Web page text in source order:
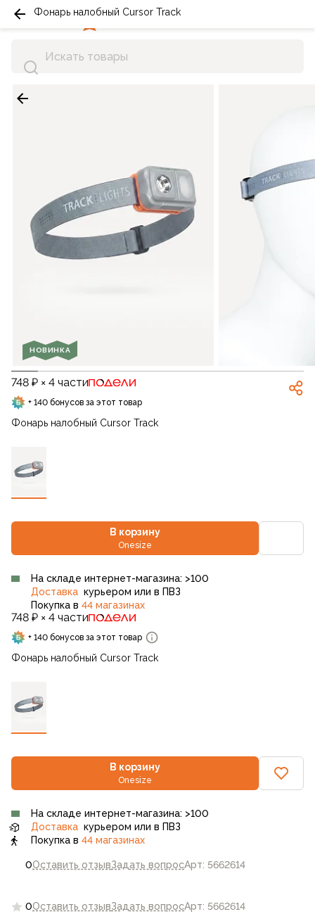
НОВИНКА
748 ₽ × 4 части
+ 140 бонусов за этот товар
Фонарь налобный Cursor Track
В корзину
Onesize
0Оставить отзывЗадать вопросАрт: 5662614
На складе интернет-магазина: >100
Доставка курьером или в ПВЗ
Покупка в 44 магазинах
748 ₽ × 4 части
+ 140 бонусов за этот товар
Фонарь налобный Cursor Track
В корзину
Onesize
0Оставить отзывЗадать вопросАрт: 5662614
На складе интернет-магазина: >100
Доставка курьером или в ПВЗ
Покупка в 44 магазинах
Фонарь налобный Cursor Track